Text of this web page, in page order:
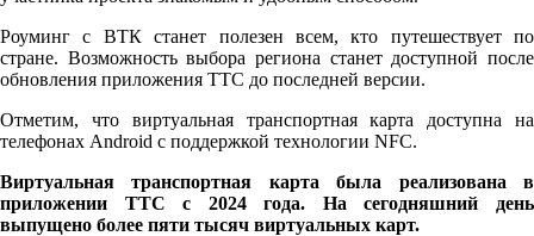
Роуминг с ВТК станет полезен всем, кто путешествует по
стране. Возможность выбора региона станет доступной после
обновления приложения ТТС до последней версии.
Отметим, что виртуальная транспортная карта доступна на
телефонах Android с поддержкой технологии NFC.
Виртуальная транспортная карта была реализована в
приложении ТТС с 2024 года. На сегодняшний день
выпущено более пяти тысяч виртуальных карт.